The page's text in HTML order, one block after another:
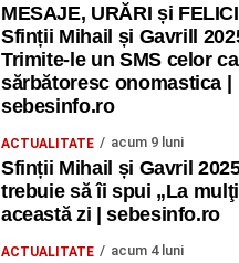
MESAJE, URĂRI și
Sfinții Mihail și Gavrill
Trimite-le un SMS celor
sărbătoresc onomastica |
sebesinfo.ro
ACTUALITATE acum 9 luni
Sfinții Mihail și Gavril
trebuie să îi spui „La
această zi | sebesinfo.ro
ACTUALITATE acum 4 luni